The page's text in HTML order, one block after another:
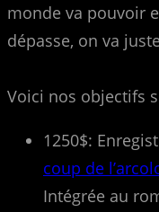
monde va pouvoir
dépasse, on va
Voici nos objectifs
1250$:
coup de
Intégrée au